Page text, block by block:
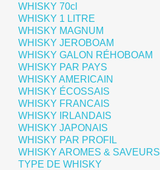
WHISKY 70cl
WHISKY 1 LITRE
WHISKY MAGNUM
WHISKY JEROBOAM
WHISKY GALON RÉHOBOAM
WHISKY PAR PAYS
WHISKY AMERICAIN
WHISKY ÉCOSSAIS
WHISKY FRANCAIS
WHISKY IRLANDAIS
WHISKY JAPONAIS
WHISKY PAR PROFIL
WHISKY AROMES & SAVEURS
TYPE DE WHISKY